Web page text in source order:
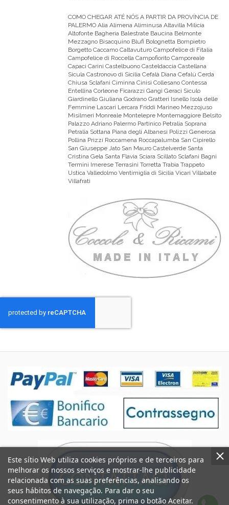
COMO CHEGAR ATÉ NÓS A PARTIR DA PROVÍNCIA DE
PALERMO Alia Alimena Aliminusa Altavilla Milicia
Altofonte Bagheria Balestrate Baucina Belmonte
Mezzagno Bisacquino Blufi Bolognetta Bompietro
Borgetto Caccamo Caltavuturo Campofelice di Fitalia
Campofelice di Roccella Campofiorito Camporeale
Capaci Carini Castelbuono Casteldaccia Castellana
Sicula Castronovo di Sicilia Cefalà Diana Cefalù Cerda
Chiusa Sclafani Ciminna Cinisi Collesano Contessa
Entellina Corleone Ficarazzi Gangi Geraci Siculo
Giardinello Giuliana Godrano Gratteri Isnello Isola delle
Femmine Lascari Lercara Friddi Marineo Mezzojuso
Misilmeri Monreale Montelepre Montemaggiore Belsito
Palazzo Adriano Palermo Partinico Petralia Soprana
Petralia Sottana Piana degli Albanesi Polizzi Generosa
Pollina Prizzi Roccamena Roccapalumba San Cipirello
San Giuseppe Jato San Mauro Castelverde Santa
Cristina Gela Santa Flavia Sciara Scillato Sclafani Bagni
Termini Imerese Terrasini Torretta Trabia Trappeto
Ustica Valledolmo Ventimiglia di Sicilia Vicari Villabate
Villafrati
Este sítio Web utiliza cookies próprios e de terceiros para
melhorar os nossos serviços e mostrar-lhe publicidade
relacionada com as suas preferências, analisando os
seus hábitos de navegação. Para dar o seu
consentimento à sua utilização, prima o botão Aceitar.